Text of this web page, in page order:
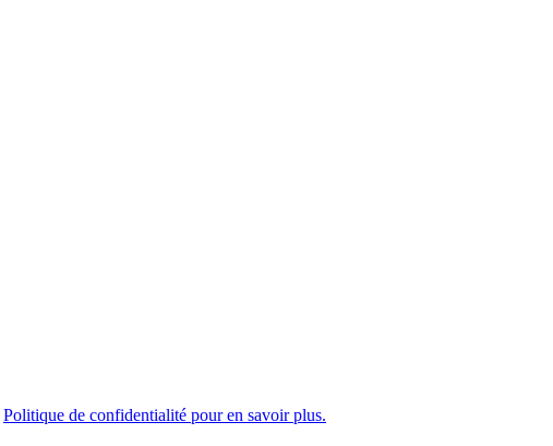
Politique de confidentialité pour en savoir plus.